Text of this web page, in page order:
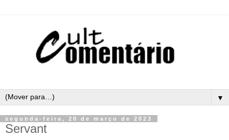
▼
segunda-feira, 20 de março de 2023
Servant